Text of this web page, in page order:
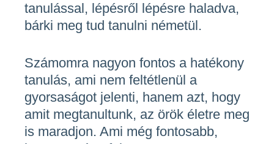
tanulással, lépésről lépésre haladva,
bárki meg tud tanulni németül.
Számomra nagyon fontos a hatékony
tanulás, ami nem feltétlenül a
gyorsaságot jelenti, hanem azt, hogy
amit megtanultunk, az örök életre meg
is maradjon. Ami még fontosabb,